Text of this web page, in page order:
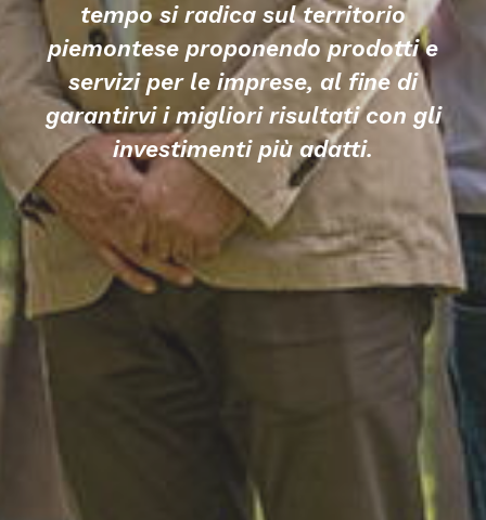
tempo si radica sul territorio
piemontese proponendo prodotti e
servizi per le imprese, al fine di
garantirvi i migliori risultati con gli
investimenti più adatti.